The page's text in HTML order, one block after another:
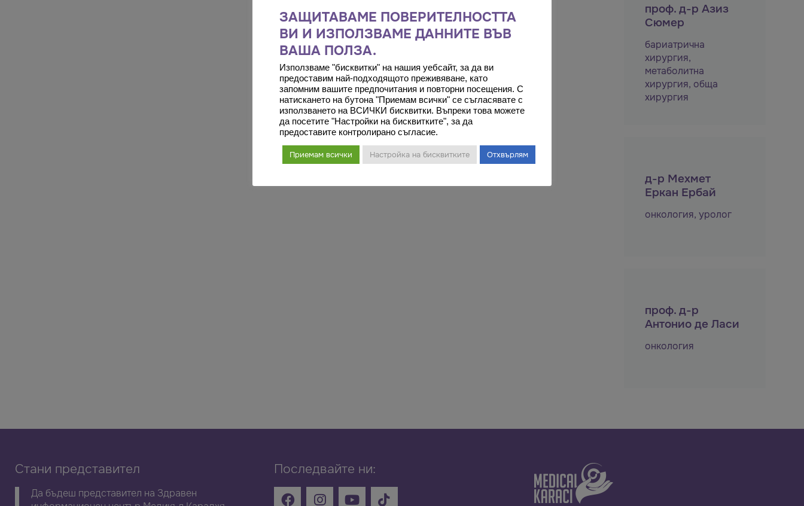
проф. д-р Азиз
Сюмер
бариатрична
хирургия,
метаболитна
хирургия, обща
хирургия
д-р Мехмет
Еркан Ербай
онкология, уролог
проф. д-р
Антонио де Ласи
онкология
Стани представител
Да бъдеш представител на Здравен
Последвайте ни:
ЗАЩИТАВАМЕ ПОВЕРИТЕЛНОСТТА
ВИ И ИЗПОЛЗВАМЕ ДАННИТЕ ВЪВ
ВАША ПОЛЗА.
Използваме "бисквитки" на нашия уебсайт, за да ви
предоставим най-подходящото преживяване, като
запомним вашите предпочитания и повторни посещения. С
натискането на бутона "Приемам всички" се съгласявате с
използването на ВСИЧКИ бисквитки. Въпреки това можете
да посетите "Настройки на бисквитките", за да
предоставите контролирано съгласие.
Приемам всички Настройка на бисквитките Отхвърлям